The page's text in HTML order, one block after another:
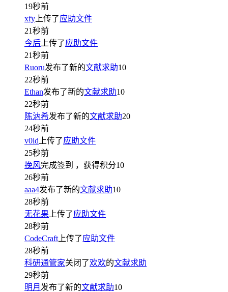
19秒前
xfy 上传了应助文件
21秒前
今后 上传了应助文件
21秒前
Ruoru发布了新的文献求助10
22秒前
Ethan发布了新的文献求助10
22秒前
陈汭希发布了新的文献求助20
24秒前
v0id 上传了应助文件
25秒前
挽风完成签到 ，获得积分10
26秒前
aaa4发布了新的文献求助10
28秒前
无花果 上传了应助文件
28秒前
CodeCraft 上传了应助文件
28秒前
科研通管家关闭了欢欢的文献求助
29秒前
明月 发布了新的文献求助10